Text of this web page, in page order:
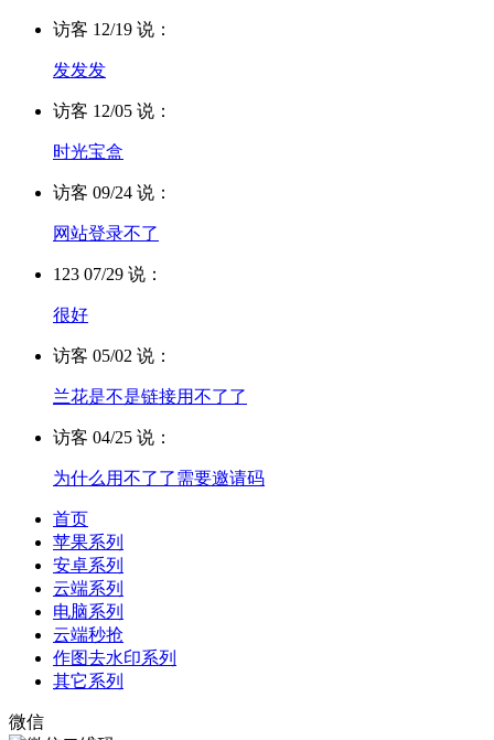
访客 12/19 说：
发发发
访客 12/05 说：
时光宝盒
访客 09/24 说：
网站登录不了
123 07/29 说：
很好
访客 05/02 说：
兰花是不是链接用不了了
访客 04/25 说：
为什么用不了了需要邀请码
首页
苹果系列
安卓系列
云端系列
电脑系列
云端秒抢
作图去水印系列
其它系列
微信